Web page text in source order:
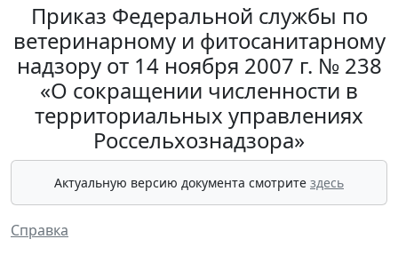
Приказ Федеральной службы по
ветеринарному и фитосанитарному
надзору от 14 ноября 2007 г. № 238
«О сокращении численности в
территориальных управлениях
Россельхознадзора»
Актуальную версию документа смотрите здесь
Справка